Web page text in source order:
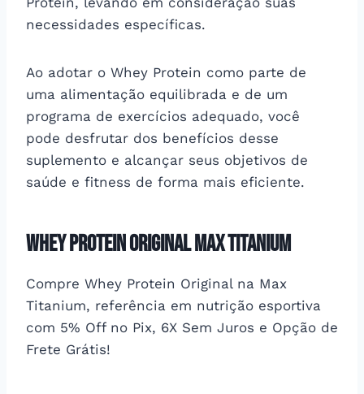
necessidades específicas.
Ao adotar o Whey Protein como parte de
uma alimentação equilibrada e de um
programa de exercícios adequado, você
pode desfrutar dos benefícios desse
suplemento e alcançar seus objetivos de
saúde e fitness de forma mais eficiente.
Whey Protein Original Max Titanium
Compre Whey Protein Original na Max
Titanium, referência em nutrição esportiva
com 5% Off no Pix, 6X Sem Juros e Opção de
Frete Grátis!